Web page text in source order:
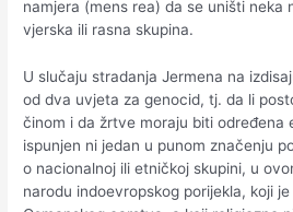
namjera (mens rea) da se uništi neka
vjerska ili rasna skupina.
U slučaju stradanja Jermena na
od dva uvjeta za genocid, tj. da li
činom i da žrtve moraju biti određena
ispunjen ni jedan u punom značenju
o nacionalnoj ili etničkoj skupini, u
narodu indoevropskog porijekla, koji